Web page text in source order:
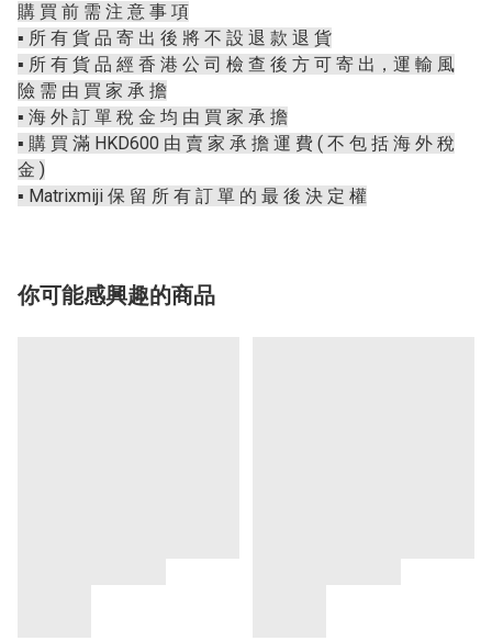
購 買 前 需 注 意 事 項
▪️ 所 有 貨 品 寄 出 後 將 不 設 退 款 退 貨
▪️ 所 有 貨 品 經 香 港 公 司 檢 查 後 方 可 寄 出，運 輸 風
險 需 由 買 家 承 擔
▪️ 海 外 訂 單 稅 金 均 由 買 家 承 擔
▪️ 購 買 滿 HKD600 由 賣 家 承 擔 運 費 ( 不 包 括 海 外 稅
金 )
▪️ Matrixmiji 保 留 所 有 訂 單 的 最 後 決 定 權
你可能感興趣的商品